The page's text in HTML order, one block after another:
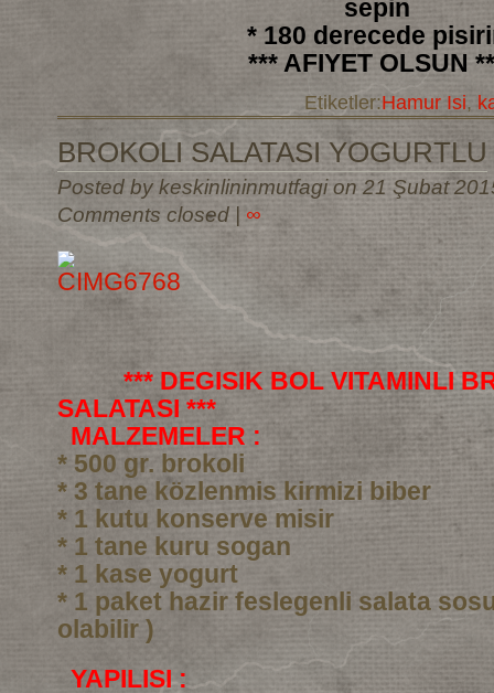
sepin
* 180 derecede
*** AFIYET OLSUN
Etiketler:Hamur Isi,
BROKOLI SALATASI YOGURTLU
Posted by keskinlininmutfagi on 21 Şubat
Comments closed| ∞
*** DEGISIK BOL VITAMINLI
SALATASI ***
MALZEMELER :
* 500 gr. brokoli
* 3 tane közlenmis kirmizi biber
* 1 kutu konserve misir
* 1 tane kuru sogan
* 1 kase yogurt
* 1 paket hazir feslegenli salata
olabilir )
YAPILISI :